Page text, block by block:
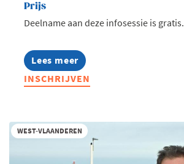
Prijs
Deelname aan deze infosessie is gratis.
Lees meer
about
Infosessie:
MBA
INSCHRIJVEN
WEST-VLAANDEREN